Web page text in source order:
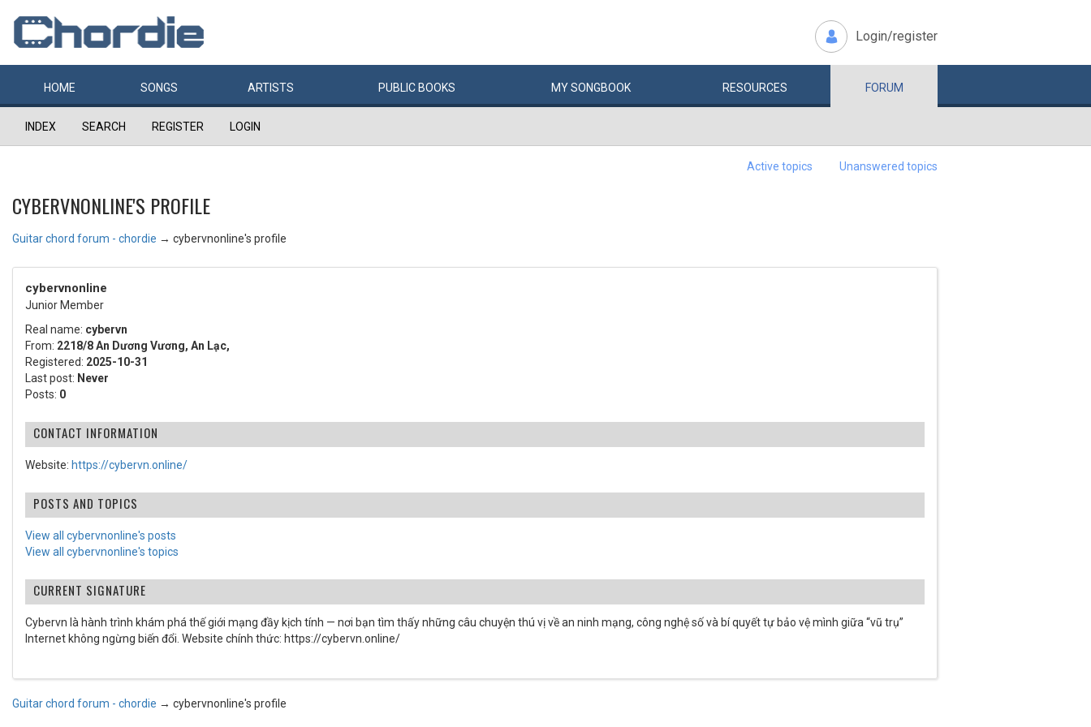
Login/register
HOME SONGS ARTISTS PUBLIC BOOKS MYSONGBOOK RESOURCES FORUM
INDEX SEARCH REGISTER LOGIN
Active topics Unanswered topics
CYBERVNONLINE'S PROFILE
Guitar chord forum - chordie → cybervnonline's profile
cybervnonline
Junior Member
Real name: cybervn
From: 2218/8 An Dương Vương, An Lạc,
Registered: 2025-10-31
Last post: Never
Posts: 0
CONTACT INFORMATION
Website: https://cybervn.online/
POSTS AND TOPICS
View all cybervnonline's posts
View all cybervnonline's topics
CURRENT SIGNATURE
Cybervn là hành trình khám phá thế giới mạng đầy kịch tính — nơi bạn tìm thấy những câu chuyện thú vị về an ninh mạng, công nghệ số và bí quyết tự bảo vệ mình giữa “vũ trụ”
Internet không ngừng biến đổi. Website chính thức: https://cybervn.online/
Guitar chord forum - chordie → cybervnonline's profile